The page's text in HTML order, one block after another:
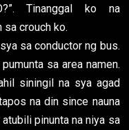
Tinanggal ko na
crouch ko.
sa conductor ng bus.
sa area namen.
siningil na sya agad
na din since nauna
pinunta na niya sa